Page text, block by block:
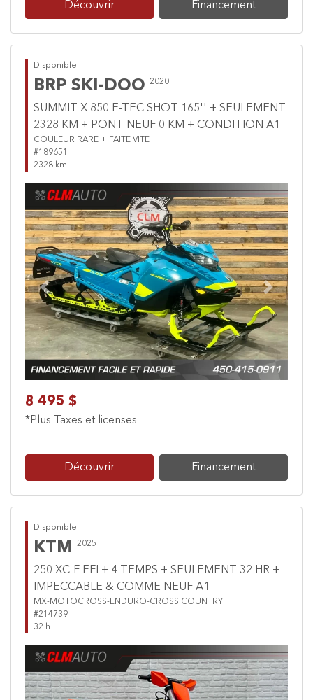
Découvrir Financement
Disponible
BRP SKI-DOO 2020
SUMMIT X 850 E-TEC SHOT 165'' + SEULEMENT
2328 KM + PONT NEUF 0 KM + CONDITION A1
COULEUR RARE + FAITE VITE
#189651
2328 km
Previous Next
8 495 $
*Plus Taxes et licenses
Découvrir Financement
Disponible
KTM 2025
250 XC-F EFI + 4 TEMPS + SEULEMENT 32 HR +
IMPECCABLE & COMME NEUF A1
MX-MOTOCROSS-ENDURO-CROSS COUNTRY
#214739
32 h